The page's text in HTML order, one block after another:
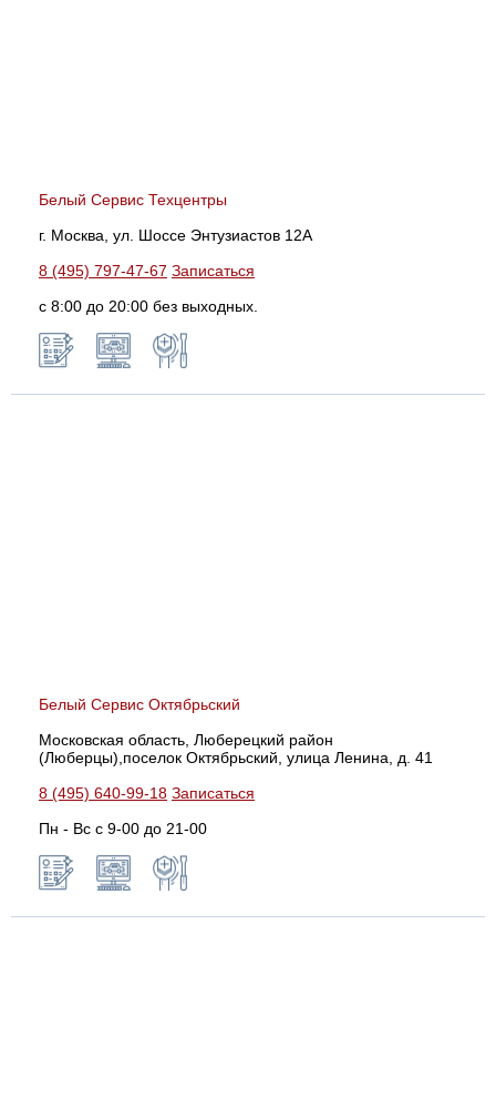
Белый Сервис Техцентры
г. Москва, ул. Шоссе Энтузиастов 12А
8 (495) 797-47-67 Записаться
с 8:00 до 20:00 без выходных.
Белый Сервис Октябрьский
Московская область, Люберецкий район
(Люберцы),поселок Октябрьский, улица Ленина, д. 41
8 (495) 640-99-18 Записаться
Пн - Вс с 9-00 до 21-00